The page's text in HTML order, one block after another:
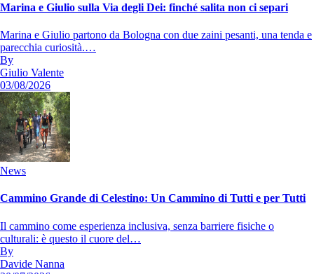
Marina e Giulio sulla Via degli Dei: finché salita non ci separi
Marina e Giulio partono da Bologna con due zaini pesanti, una tenda e
parecchia curiosità.…
By
Giulio Valente
03/08/2026
News
Cammino Grande di Celestino: Un Cammino di Tutti e per Tutti
Il cammino come esperienza inclusiva, senza barriere fisiche o
culturali: è questo il cuore del…
By
Davide Nanna